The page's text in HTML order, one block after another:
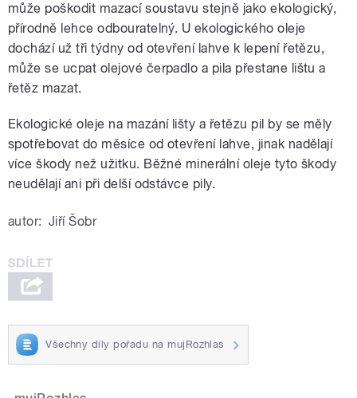
může poškodit mazací soustavu stejně jako ekologický,
přírodně lehce odbouratelný. U ekologického oleje
dochází už tři týdny od otevření lahve k lepení řetězu,
může se ucpat olejové čerpadlo a pila přestane lištu a
řetěz mazat.
Ekologické oleje na mazání lišty a řetězu pil by se měly
spotřebovat do měsíce od otevření lahve, jinak nadělají
více škody než užitku. Běžné minerální oleje tyto škody
neudělají ani při delší odstávce pily.
autor: Jiří Šobr
Všechny díly pořadu na mujRozhlas